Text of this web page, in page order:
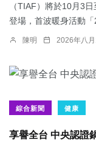
（TIAF）將於10月3
登場，首波暖身活動「
陳明 2026年八
綜合新聞 健康
享譽全台 中央認證